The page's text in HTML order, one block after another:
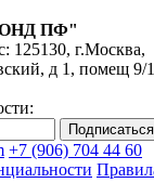
ПФ"
125130, г.Москва,
д 1, помещ 9/1
Подписаться
+7 (906) 704 44 60